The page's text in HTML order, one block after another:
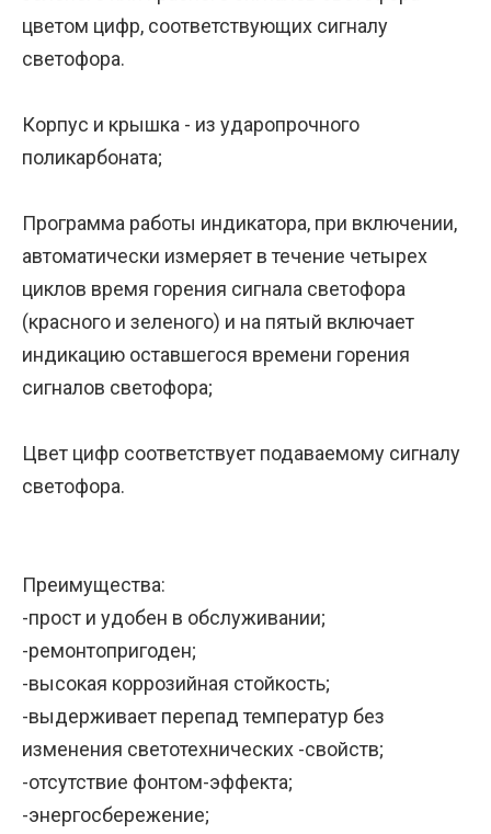
цветом цифр, соответствующих сигналу
светофора.
Корпус и крышка - из ударопрочного
поликарбоната;
Программа работы индикатора, при включении,
автоматически измеряет в течение четырех
циклов время горения сигнала светофора
(красного и зеленого) и на пятый включает
индикацию оставшегося времени горения
сигналов светофора;
Цвет цифр соответствует подаваемому сигналу
светофора.
Преимущества:
-прост и удобен в обслуживании;
-ремонтопригоден;
-высокая коррозийная стойкость;
-выдерживает перепад температур без
изменения светотехнических -свойств;
-отсутствие фонтом-эффекта;
-энергосбережение;